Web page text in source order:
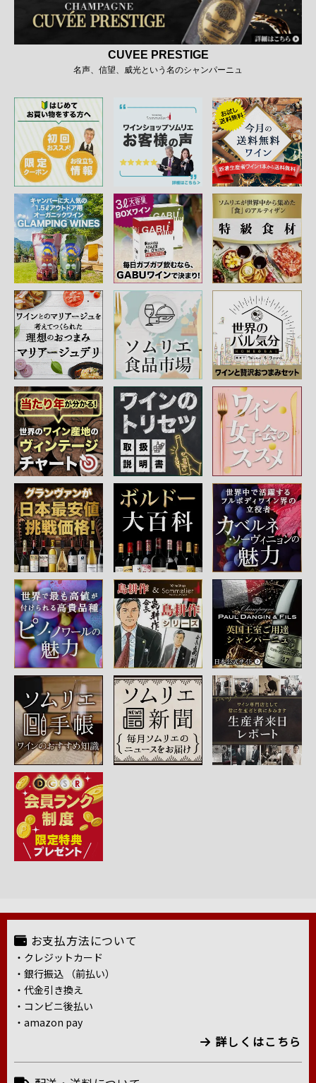
CUVEE PRESTIGE
名声、信望、威光という名のシャンパーニュ
お支払方法について
・クレジットカード
・銀行振込 （前払い）
・代金引き換え
・コンビニ後払い
・amazon pay
詳しくはこちら